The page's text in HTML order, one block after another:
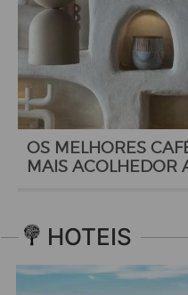
OS MELHORES
MAIS ACOLHEDOR
HOTEIS